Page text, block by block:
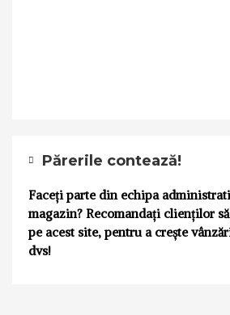
Părerile contează!
Faceți parte din echipa
magazin? Recomandați clienților
pe acest site, pentru a crește
dvs!